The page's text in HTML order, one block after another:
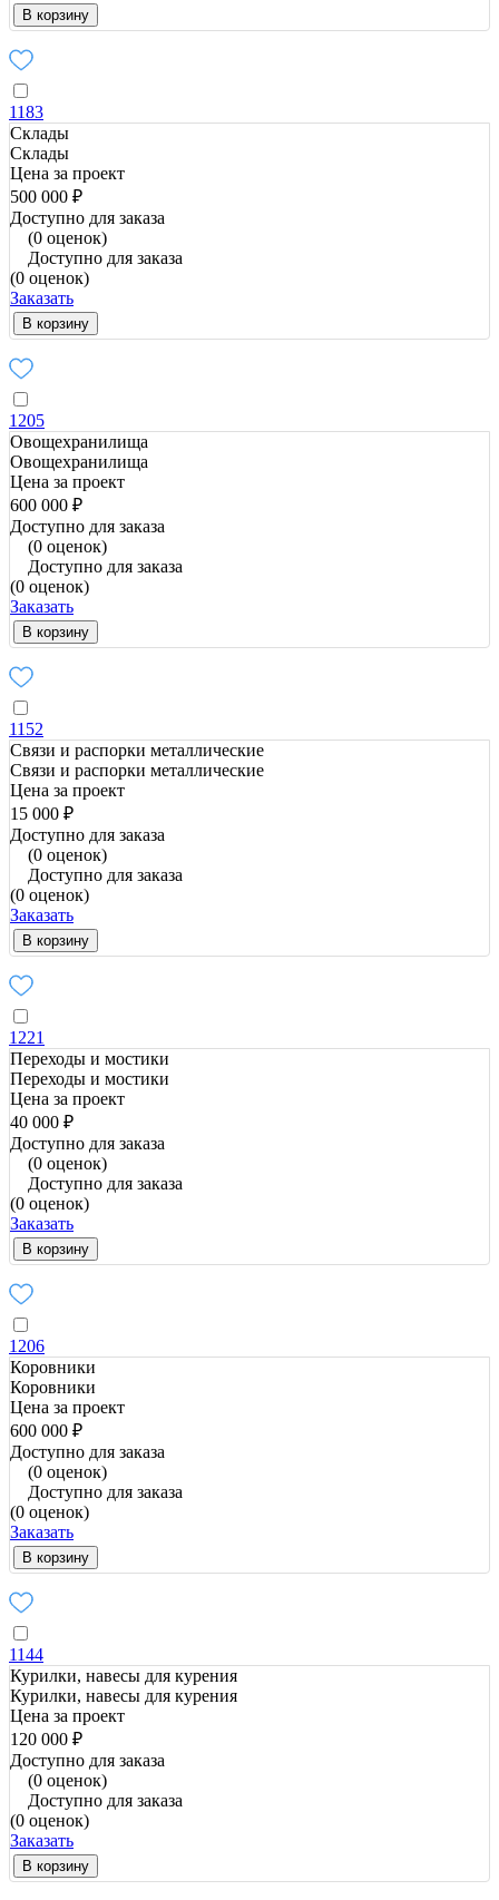
В корзину
1183
Склады
Склады
Цена за проект
500 000 ₽
Доступно для заказа
(0 оценок)
Доступно для заказа
(0 оценок)
Заказать
В корзину
1205
Овощехранилища
Овощехранилища
Цена за проект
600 000 ₽
Доступно для заказа
(0 оценок)
Доступно для заказа
(0 оценок)
Заказать
В корзину
1152
Связи и распорки металлические
Связи и распорки металлические
Цена за проект
15 000 ₽
Доступно для заказа
(0 оценок)
Доступно для заказа
(0 оценок)
Заказать
В корзину
1221
Переходы и мостики
Переходы и мостики
Цена за проект
40 000 ₽
Доступно для заказа
(0 оценок)
Доступно для заказа
(0 оценок)
Заказать
В корзину
1206
Коровники
Коровники
Цена за проект
600 000 ₽
Доступно для заказа
(0 оценок)
Доступно для заказа
(0 оценок)
Заказать
В корзину
1144
Курилки, навесы для курения
Курилки, навесы для курения
Цена за проект
120 000 ₽
Доступно для заказа
(0 оценок)
Доступно для заказа
(0 оценок)
Заказать
В корзину